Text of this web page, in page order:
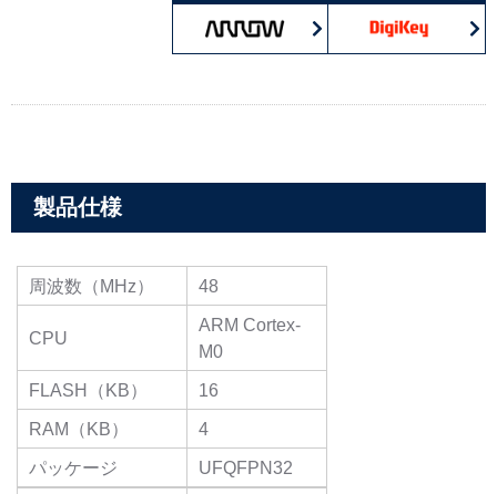
製品仕様
周波数（MHz） 48
CPU
ARM Cortex-
M0
FLASH（KB）
16
RAM（KB）
4
パッケージ
UFQFPN32